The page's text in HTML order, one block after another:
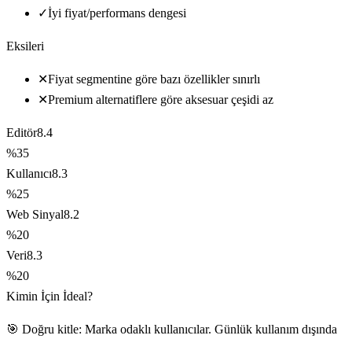
✓İyi fiyat/performans dengesi
Eksileri
✕Fiyat segmentine göre bazı özellikler sınırlı
✕Premium alternatiflere göre aksesuar çeşidi az
Editör8.4
%35
Kullanıcı8.3
%25
Web Sinyal8.2
%20
Veri8.3
%20
Kimin İçin İdeal?
🎯 Doğru kitle: Marka odaklı kullanıcılar. Günlük kullanım dışında